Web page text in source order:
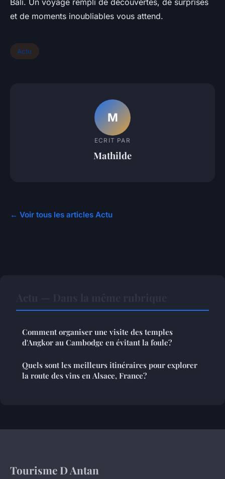
Bali. Un voyage rempli de découvertes, de surprises
et de moments inoubliables vous attend.
Actu
M
ECRIT PAR
Mathilde
← Voir tous les articles Actu
Comment organiser une visite des temples
d'Angkor au Cambodge en évitant la foule?
Quels sont les meilleurs itinéraires pour explorer
la route des vins en Alsace, France?
Tourisme D Antan